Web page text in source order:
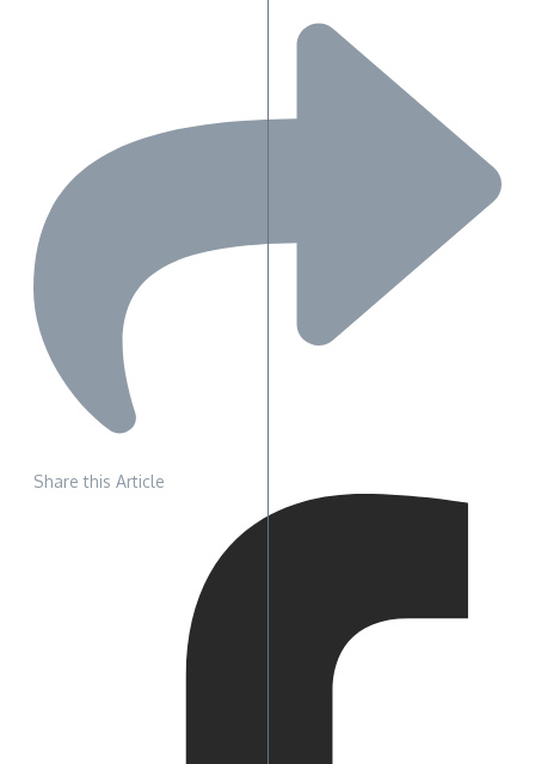
Share this Article